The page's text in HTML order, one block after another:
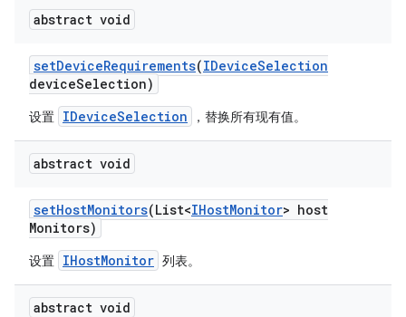
abstract void
setDeviceRequirements(IDeviceSelection
deviceSelection)
设置 IDeviceSelection ，替换所有现有值。
abstract void
setHostMonitors(List<IHostMonitor> host
Monitors)
设置 IHostMonitor 列表。
abstract void